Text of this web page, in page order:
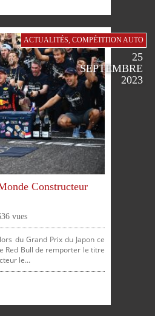
ACTUALITÉS, COMPÉTITION AUTO
25
SEPTEMBRE
2023
Constructeur
vues
du Grand Prix du Japon ce
Red Bull de remporter le titre
le...